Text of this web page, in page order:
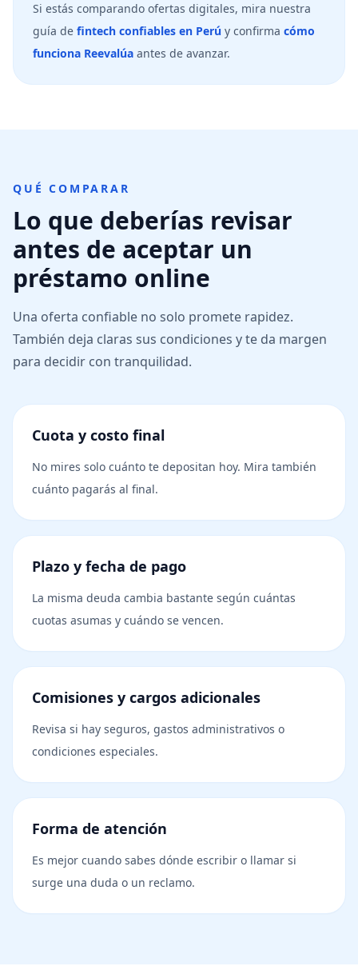
Si estás comparando ofertas digitales, mira nuestra
guía de fintech confiables en Perú y confirma cómo
funciona Reevalúa antes de avanzar.
QUÉ COMPARAR
Lo que deberías revisar
antes de aceptar un
préstamo online
Una oferta confiable no solo promete rapidez.
También deja claras sus condiciones y te da margen
para decidir con tranquilidad.
Cuota y costo final
No mires solo cuánto te depositan hoy. Mira también
cuánto pagarás al final.
Plazo y fecha de pago
La misma deuda cambia bastante según cuántas
cuotas asumas y cuándo se vencen.
Comisiones y cargos adicionales
Revisa si hay seguros, gastos administrativos o
condiciones especiales.
Forma de atención
Es mejor cuando sabes dónde escribir o llamar si
surge una duda o un reclamo.